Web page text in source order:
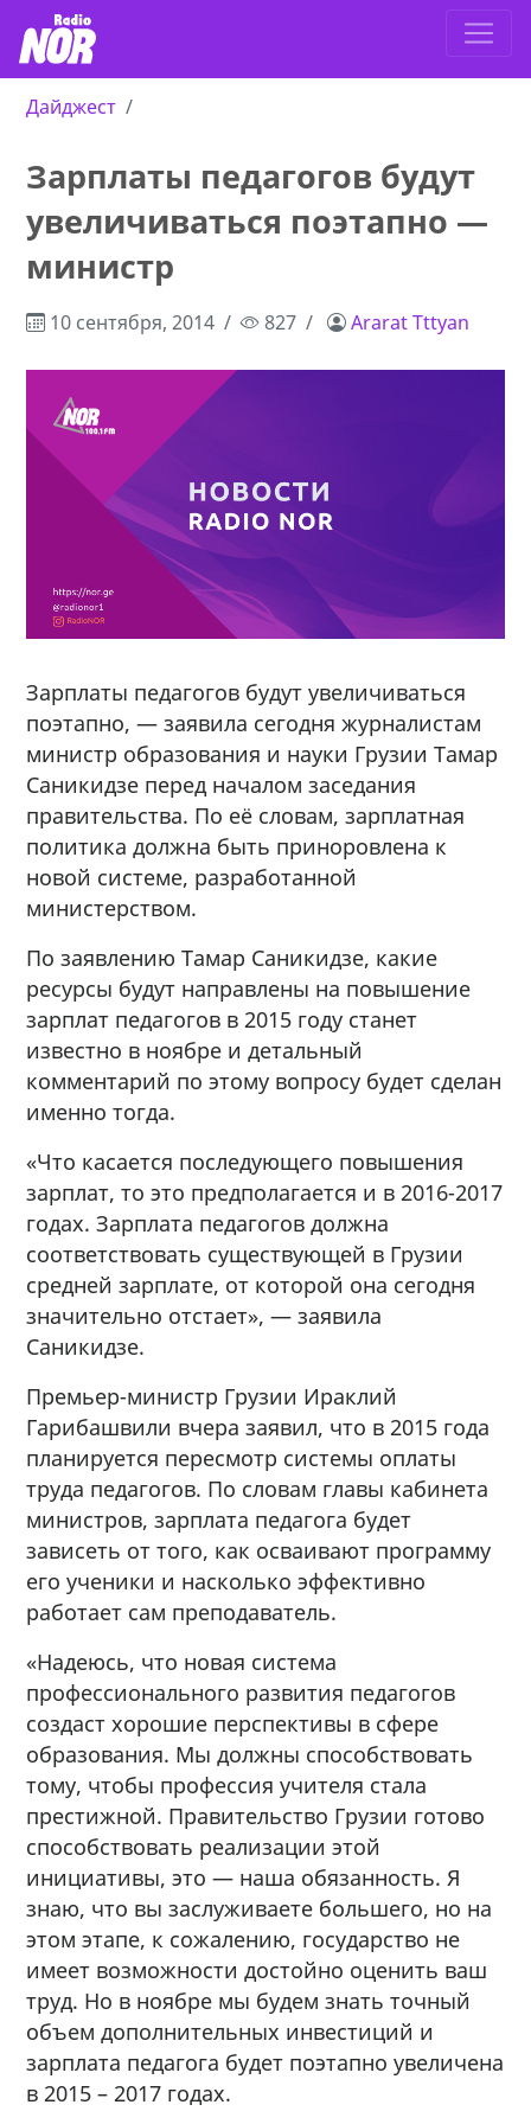
Дайджест
Зарплаты педагогов будут
увеличиваться поэтапно —
министр
10 сентября, 2014 827 Ararat Tttyan
Зарплаты педагогов будут увеличиваться
поэтапно, — заявила сегодня журналистам
министр образования и науки Грузии Тамар
Саникидзе перед началом заседания
правительства. По её словам, зарплатная
политика должна быть приноровлена к
новой системе, разработанной
министерством.
По заявлению Тамар Саникидзе, какие
ресурсы будут направлены на повышение
зарплат педагогов в 2015 году станет
известно в ноябре и детальный
комментарий по этому вопросу будет сделан
именно тогда.
«Что касается последующего повышения
зарплат, то это предполагается и в 2016-2017
годах. Зарплата педагогов должна
соответствовать существующей в Грузии
средней зарплате, от которой она сегодня
значительно отстает», — заявила
Саникидзе.
Премьер-министр Грузии Ираклий
Гарибашвили вчера заявил, что в 2015 года
планируется пересмотр системы оплаты
труда педагогов. По словам главы кабинета
министров, зарплата педагога будет
зависеть от того, как осваивают программу
его ученики и насколько эффективно
работает сам преподаватель.
«Надеюсь, что новая система
профессионального развития педагогов
создаст хорошие перспективы в сфере
образования. Мы должны способствовать
тому, чтобы профессия учителя стала
престижной. Правительство Грузии готово
способствовать реализации этой
инициативы, это — наша обязанность. Я
знаю, что вы заслуживаете большего, но на
этом этапе, к сожалению, государство не
имеет возможности достойно оценить ваш
труд. Но в ноябре мы будем знать точный
объем дополнительных инвестиций и
зарплата педагога будет поэтапно увеличена
в 2015 – 2017 годах.